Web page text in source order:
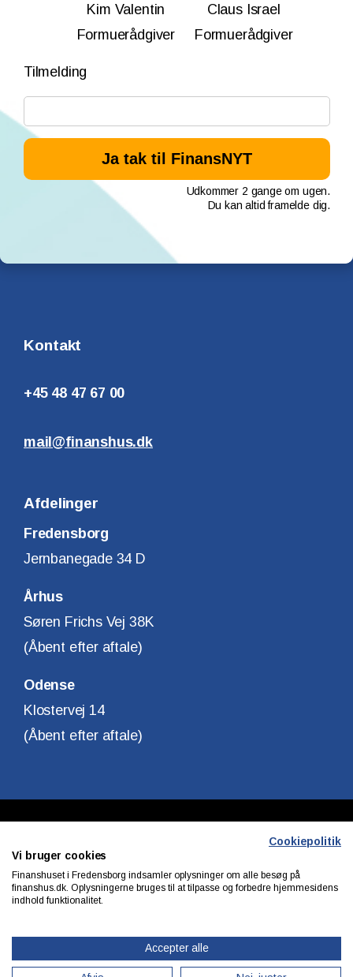
Kim Valentin
Formuerådgiver
Claus Israel
Formuerådgiver
Tilmelding
Udkommer 2 gange om ugen.
Du kan altid framelde dig.
Kontakt
+45 48 47 67 00
mail@finanshus.dk
Afdelinger
Fredensborg
Jernbanegade 34 D
Århus
Søren Frichs Vej 38K
(Åbent efter aftale)
Odense
Klostervej 14
(Åbent efter aftale)
CVR. Nr. 10140315
Cookiepolitik
Vi bruger cookies
Finanshuset i Fredensborg indsamler oplysninger om alle besøg på
finanshus.dk. Oplysningerne bruges til at tilpasse og forbedre hjemmesidens
indhold funktionalitet.
Accepter alle